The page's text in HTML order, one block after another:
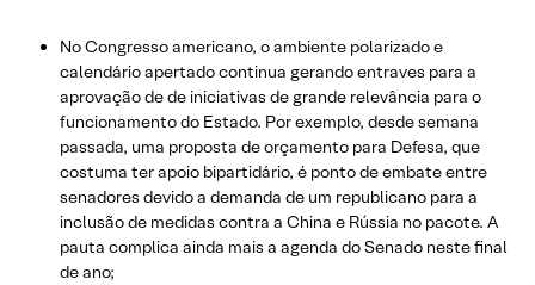
No Congresso americano, o ambiente polarizado e
calendário apertado continua gerando entraves para a
aprovação de de iniciativas de grande relevância para o
funcionamento do Estado. Por exemplo, desde semana
passada, uma proposta de orçamento para Defesa, que
costuma ter apoio bipartidário, é ponto de embate entre
senadores devido a demanda de um republicano para a
inclusão de medidas contra a China e Rússia no pacote. A
pauta complica ainda mais a agenda do Senado neste final
de ano;